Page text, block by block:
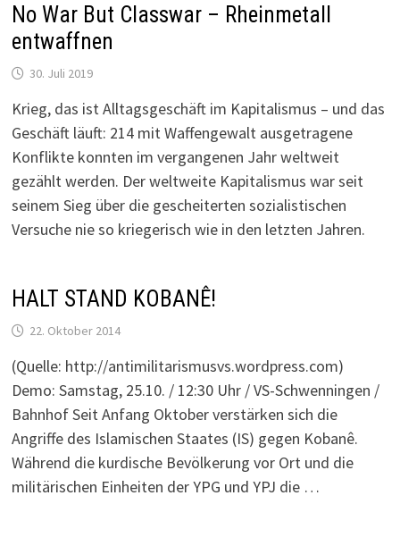
No War But Classwar – Rheinmetall
entwaffnen
30. Juli 2019
Krieg, das ist Alltagsgeschäft im Kapitalismus – und das
Geschäft läuft: 214 mit Waffengewalt ausgetragene
Konflikte konnten im vergangenen Jahr weltweit
gezählt werden. Der weltweite Kapitalismus war seit
seinem Sieg über die gescheiterten sozialistischen
Versuche nie so kriegerisch wie in den letzten Jahren.
HALT STAND KOBANÊ!
22. Oktober 2014
(Quelle: http://antimilitarismusvs.wordpress.com)
Demo: Samstag, 25.10. / 12:30 Uhr / VS-Schwenningen /
Bahnhof Seit Anfang Oktober verstärken sich die
Angriffe des Islamischen Staates (IS) gegen Kobanê.
Während die kurdische Bevölkerung vor Ort und die
militärischen Einheiten der YPG und YPJ die …